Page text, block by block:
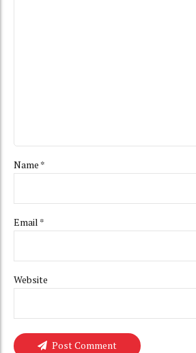
Name *
Email *
Website
Post Comment